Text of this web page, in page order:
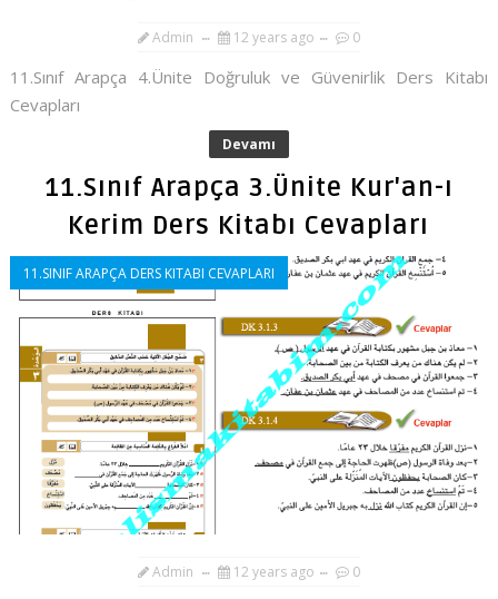
Admin 12 years ago 0
11.Sınıf Arapça 4.Ünite Doğruluk ve Güvenirlik Ders Kitabı
Cevapları
Devamı
11.Sınıf Arapça 3.Ünite Kur'an-ı
Kerim Ders Kitabı Cevapları
11.SINIF ARAPÇA DERS KITABI CEVAPLARI
Admin 12 years ago 0